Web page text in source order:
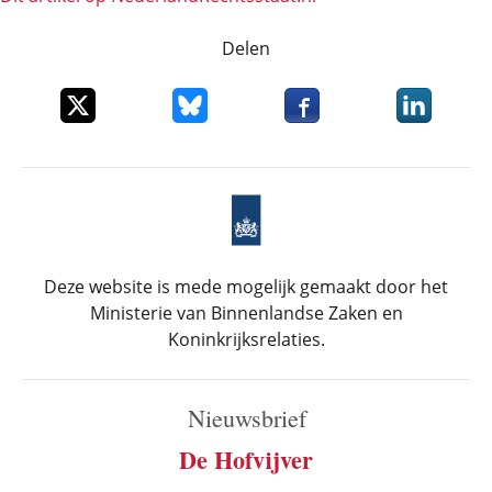
Delen
Deel dit item op XDeel dit item op Bluesky
Deel dit item opDeel dit
Deze website is mede mogelijk gemaakt door het
Ministerie van Binnenlandse Zaken en
Koninkrijksrelaties.
Nieuwsbrief
De Hofvijver